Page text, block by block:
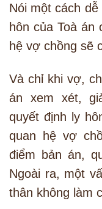
Nói một cách
hôn của Toà án
hệ vợ chồng sẽ
Và chỉ khi vợ,
án xem xét,
quyết định ly
quan hệ vợ
điểm bản án,
Ngoài ra, một
thân không làm